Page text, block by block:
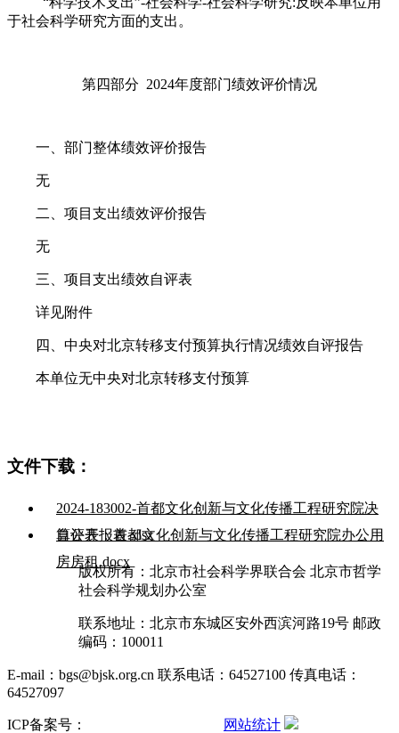
于社会科学研究方面的支出。
第四部分 2024年度部门绩效评价情况
一、部门整体绩效评价报告
无
二、项目支出绩效评价报告
无
三、项目支出绩效自评表
详见附件
四、中央对北京转移支付预算执行情况绩效自评报告
本单位无中央对北京转移支付预算
文件下载：
2024-183002-首都文化创新与文化传播工程研究院决
算公开报表.xlsx
自评表：首都文化创新与文化传播工程研究院办公用
房房租.docx
版权所有：北京市社会科学界联合会 北京市哲学
社会科学规划办公室
联系地址：北京市东城区安外西滨河路19号 邮政
编码：100011
E-mail：bgs@bjsk.org.cn 联系电话：64527100 传真电话：
64527097
ICP备案号： 网站统计